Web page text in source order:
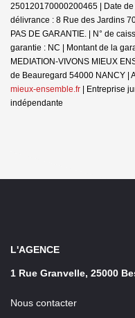
250120170000200465 | Date
délivrance : 8 Rue des Jardins
PAS DE GARANTIE. | N° de
garantie : NC | Montant de la
MEDIATION-VIVONS MIEUX
de Beauregard 54000 NANCY |
mieux-ensemble.fr | Entreprise
indépendante
L'AGENCE
1 Rue Granvelle, 25000
Nous contacter